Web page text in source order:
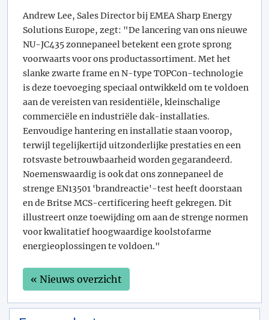
Andrew Lee, Sales Director bij EMEA Sharp Energy
Solutions Europe, zegt: "De lancering van ons nieuwe
NU-JC435 zonnepaneel betekent een grote sprong
voorwaarts voor ons productassortiment. Met het
slanke zwarte frame en N-type TOPCon-technologie
is deze toevoeging speciaal ontwikkeld om te voldoen
aan de vereisten van residentiële, kleinschalige
commerciële en industriële dak-installaties.
Eenvoudige hantering en installatie staan voorop,
terwijl tegelijkertijd uitzonderlijke prestaties en een
rotsvaste betrouwbaarheid worden gegarandeerd.
Noemenswaardig is ook dat ons zonnepaneel de
strenge EN13501 'brandreactie'-test heeft doorstaan
en de Britse MCS-certificering heeft gekregen. Dit
illustreert onze toewijding om aan de strenge normen
voor kwalitatief hoogwaardige koolstofarme
energieoplossingen te voldoen."
« Nieuws overzicht